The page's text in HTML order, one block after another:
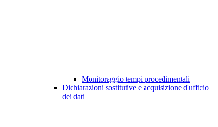
Monitoraggio tempi procedimentali
Dichiarazioni sostitutive e acquisizione d'ufficio
dei dati